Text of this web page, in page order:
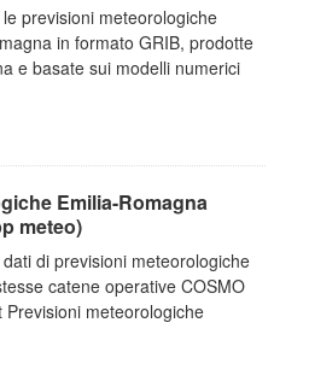
previsioni meteorologiche
in formato GRIB, prodotte
e basate sui modelli numerici
Emilia-Romagna
meteo)
di previsioni meteorologiche
catene operative COSMO
meteorologiche